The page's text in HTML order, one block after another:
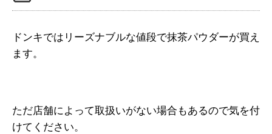
ドンキではリーズナブルな値段で抹茶パウダーが買え
ます。
ただ店舗によって取扱いがない場合もあるので気を付
けてください。